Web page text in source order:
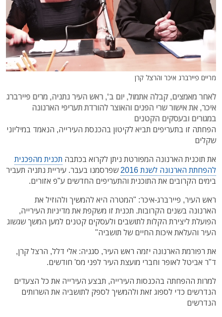
מריים פיירברג איכר והרצל קרן
לאחר מאמצים, קבלה אתמול, יום ב', ראש העיר נתניה, מרים פיירברג
איכר, את אישור שרי הפנים והאוצר להורדת תעריפי הארנונה
במגורים ובעסקים הקטנים
הפחתה זו בתעריפים תביא לקיטון בהכנסת העירייה, הנאמד במיליוני
שקלים
את תוכנית הארנונה המפורטת ניתן לקרוא בכתבה תכנית מהפכנית
להפחתת הארנונה לשנת 2016
שפרסמנו בעבר. עיריית נתניה תעביר
בימים הקרובים את התוכנית והתעריפים החדשים ע"פ אזורים.
ראש העיר, פיירברג-איכר: "המטרה היא להמשיך ולהוזיל את
הארנונה בשנים הקרובות. תכנית זו משקפת את מדיניות העירייה,
הפועלת ליצירת הקלות לתושבים ולעסקים קטנים למען המשך שגשוג
העיר והעלאת איכות החיים של תושביה"
את רפורמת הארנונה יזמה ראש העיר, סגניה: אלי דלל, הרצל קרן,
ד"ר אביטל לאופר וחברי מועצת העיר לפני מס' חודשים.
למרות ההפחתה בהכנסות העירייה, תבצע העירייה את כל הצעדים
הנדרשים כדי לספוג זאת ולהמשיך לספק לתושביה את השרותים
הנדרשים